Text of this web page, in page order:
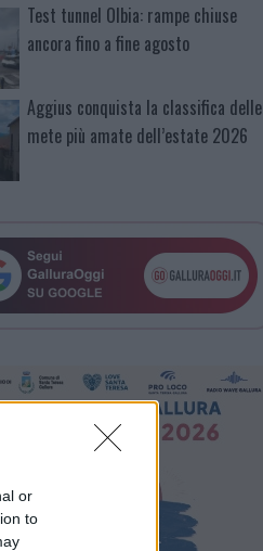
or
to
Test tunnel Olbia: rampe chiuse
ancora fino a fine agosto
Aggius conquista la classifica delle
mete più amate dell’estate 2026